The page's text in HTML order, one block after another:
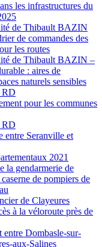
les infrastructures du
de Thibault BAZIN
de commandes des
les routes
de Thibault BAZIN –
: aires de
naturels sensibles
RD
pour les communes
RD
entre Seranville et
2021
la gendarmerie de
de pompiers de
de Clayeures
à la véloroute près de
entre Dombasle-sur-
aux-Salines